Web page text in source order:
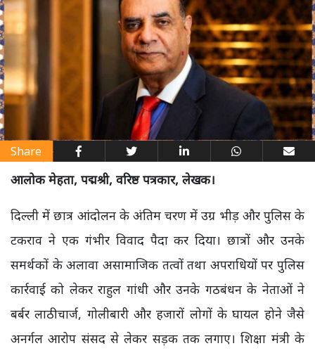
Share
आलोक मेहता, पद्मश्री, वरिष्ठ पत्रकार, लेखक।
दिल्ली में छात्र आंदोलन के अंतिम चरण में उग्र भीड़ और पुलिस के
टकराव ने एक गंभीर विवाद पैदा कर दिया। छात्रों और उनके
समर्थकों के अलावा असामाजिक तत्वों तथा अपराधियों पर पुलिस
कार्रवाई को लेकर राहुल गांधी और उनके गठबंधन के नेताओं ने
बर्बर लाठीचार्ज, गोलीबारी और हजारों लोगों के घायल होने जैसे
अनर्गल आरोप संसद से लेकर सड़क तक लगाए। शिक्षा मंत्री के